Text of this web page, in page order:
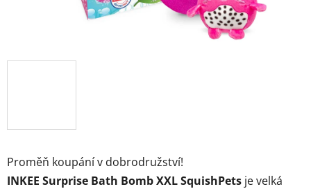
Proměň koupání v dobrodružství!
INKEE Surprise Bath Bomb XXL SquishPets je velká